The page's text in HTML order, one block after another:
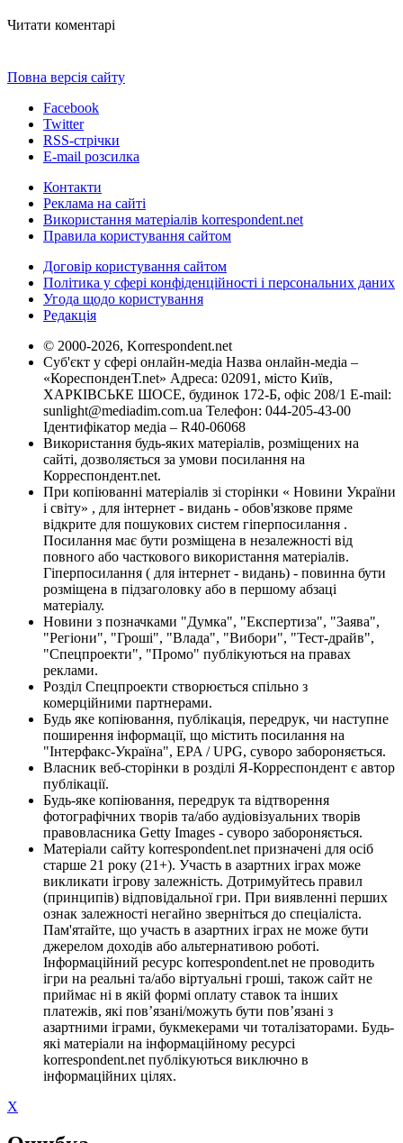
Читати коментарі
Повна версія сайту
Facebook
Twitter
RSS-стрічки
E-mail розсилка
Контакти
Реклама на сайті
Використання матеріалів korrespondent.net
Правила користування сайтом
Договір користування сайтом
Політика у сфері конфіденційності і персональних даних
Угода щодо користування
Редакція
© 2000-2026, Korrespondent.net
Суб'єкт у сфері онлайн-медіа Назва онлайн-медіа –
«КореспонденТ.net» Адреса: 02091, місто Київ,
ХАРКІВСЬКЕ ШОСЕ, будинок 172-Б, офіс 208/1 E-mail:
sunlight@mediadim.com.ua Телефон: 044-205-43-00
Ідентифікатор медіа – R40-06068
Використання будь-яких матеріалів, розміщених на
сайті, дозволяється за умови посилання на
Корреспондент.net.
При копіюванні матеріалів зі сторінки « Новини України
і світу» , для інтернет - видань - обов'язкове пряме
відкрите для пошукових систем гіперпосилання .
Посилання має бути розміщена в незалежності від
повного або часткового використання матеріалів.
Гіперпосилання ( для інтернет - видань) - повинна бути
розміщена в підзаголовку або в першому абзаці
матеріалу.
Новини з позначками "Думка", "Експертиза", "Заява",
"Регіони", "Гроші", "Влада", "Вибори", "Тест-драйв",
"Спецпроекти", "Промо" публікуються на правах
реклами.
Розділ Спецпроекти створюється спільно з
комерційними партнерами.
Будь яке копіювання, публікація, передрук, чи наступне
поширення інформації, що містить посилання на
"Інтерфакс-Україна", EPA / UPG, суворо забороняється.
Власник веб-сторінки в розділі Я-Корреспондент є автор
публікації.
Будь-яке копіювання, передрук та відтворення
фотографічних творів та/або аудіовізуальних творів
правовласника Getty Images - суворо забороняється.
Матеріали сайту korrespondent.net призначені для осіб
старше 21 року (21+). Участь в азартних іграх може
викликати ігрову залежність. Дотримуйтесь правил
(принципів) відповідальної гри. При виявленні перших
ознак залежності негайно зверніться до спеціаліста.
Пам'ятайте, що участь в азартних іграх не може бути
джерелом доходів або альтернативою роботі.
Інформаційний ресурс korrespondent.net не проводить
ігри на реальні та/або віртуальні гроші, також сайт не
приймає ні в якій формі оплату ставок та інших
платежів, які пов’язані/можуть бути пов’язані з
азартними іграми, букмекерами чи тоталізаторами. Будь-
які матеріали на інформаційному ресурсі
korrespondent.net публікуються виключно в
інформаційних цілях.
X